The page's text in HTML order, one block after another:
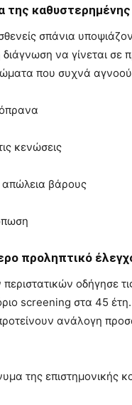
της
σπάνια
να γίνεται σε
που συχνά
κενώσεις
βάρους
προληπτικό
οδήγησε
screening στα 45
ανάλογη
της επιστημονικής